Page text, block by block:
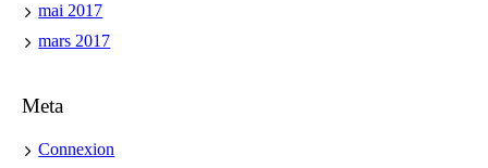
mai 2017
mars 2017
Meta
Connexion